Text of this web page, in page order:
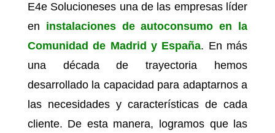
E4e Solucioneses una de las empresas líder
en instalaciones de autoconsumo en la
Comunidad de Madrid y España. En más
una década de trayectoria hemos
desarrollado la capacidad para adaptarnos a
las necesidades y características de cada
cliente. De esta manera, logramos que las